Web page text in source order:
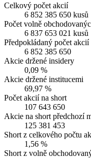
Celkový počet akcií
6 852 385 650 kusů
Počet volně
6 837 653 021 kusů
Předpokládaný počet akcií
6 852 385 650
Akcie držené insidery
0,09 %
Akcie držené institucemi
69,97 %
Počet akcií na short
107 643 650
Akcie na short předchozí
125 381 453
Short z celkového počtu
1,56 %
Short z volně